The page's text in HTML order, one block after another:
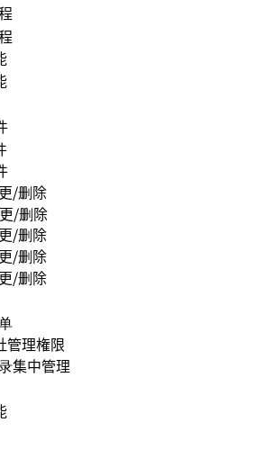
/删除
/删除
/删除
/删除
/删除
管理権限
集中管理